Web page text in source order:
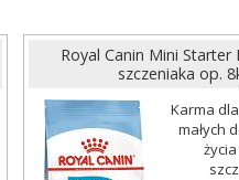
Royal Canin Mini Starter
szczeniaka op.
Karma
małych